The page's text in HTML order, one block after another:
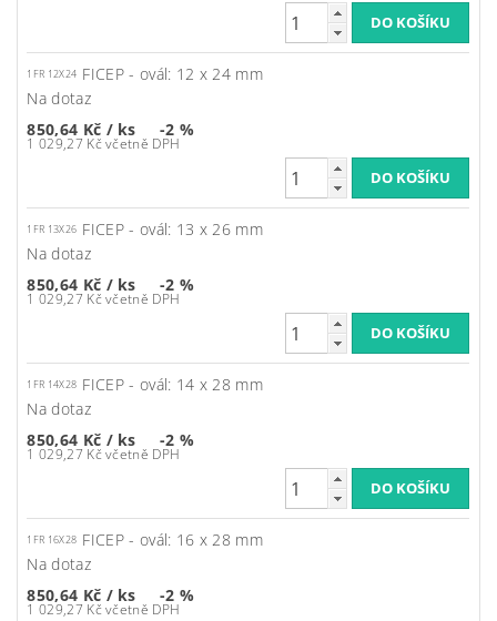
1FR 12X24 FICEP - ovál: 12 x 24 mm
Na dotaz
850,64 Kč / ks
1 029,27 Kč včetně DPH
-2 %
1FR 13X26 FICEP - ovál: 13 x 26 mm
Na dotaz
850,64 Kč / ks
1 029,27 Kč včetně DPH
-2 %
1FR 14X28 FICEP - ovál: 14 x 28 mm
Na dotaz
850,64 Kč / ks
1 029,27 Kč včetně DPH
-2 %
1FR 16X28 FICEP - ovál: 16 x 28 mm
Na dotaz
850,64 Kč / ks
1 029,27 Kč včetně DPH
-2 %